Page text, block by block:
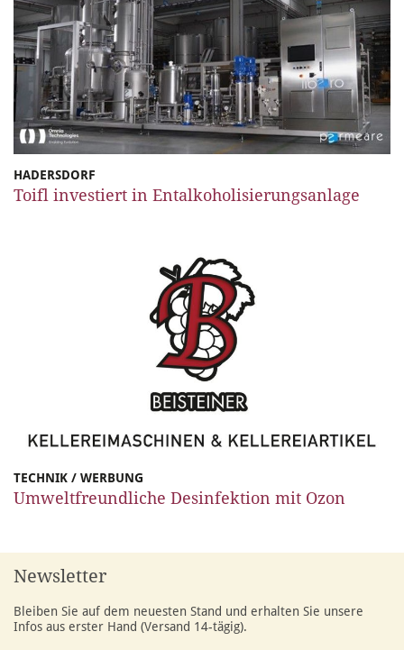
HADERSDORF
Toifl investiert in Entalkoholisierungsanlage
TECHNIK / WERBUNG
Umweltfreundliche Desinfektion mit Ozon
Newsletter
Bleiben Sie auf dem neuesten Stand und erhalten Sie unsere
Infos aus erster Hand (Versand 14-tägig).